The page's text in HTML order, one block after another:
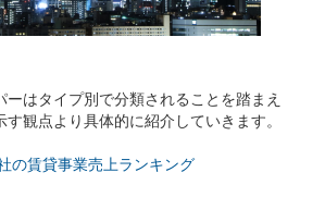
ーはタイプ別で分類されることを踏まえ
観点より具体的に紹介していきます。
の賃貸事業売上ランキング